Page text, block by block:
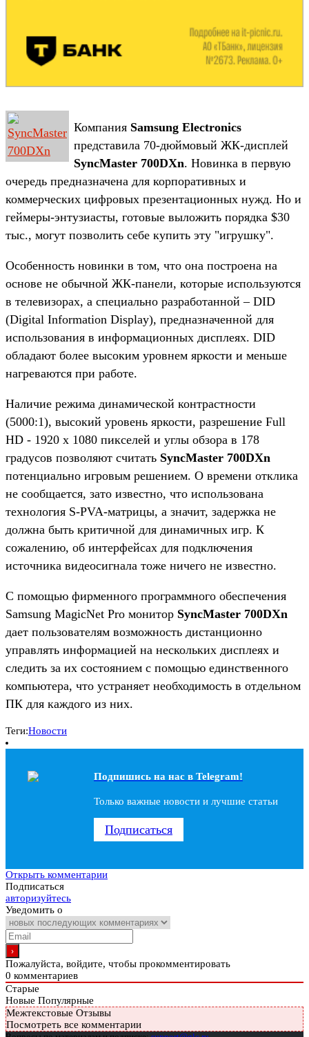
Компания Samsung Electronics
представила 70-дюймовый ЖК-дисплей
SyncMaster 700DXn. Новинка в первую
очередь предназначена для корпоративных и
коммерческих цифровых презентационных нужд. Но и
геймеры-энтузиасты, готовые выложить порядка $30
тыс., могут позволить себе купить эту "игрушку".
Особенность новинки в том, что она построена на
основе не обычной ЖК-панели, которые используются
в телевизорах, а специально разработанной – DID
(Digital Information Display), предназначенной для
использования в информационных дисплеях. DID
обладают более высоким уровнем яркости и меньше
нагреваются при работе.
Наличие режима динамической контрастности
(5000:1), высокий уровень яркости, разрешение Full
HD - 1920 x 1080 пикселей и углы обзора в 178
градусов позволяют считать SyncMaster 700DXn
потенциально игровым решением. О времени отклика
не сообщается, зато известно, что использована
технология S-PVA-матрицы, а значит, задержка не
должна быть критичной для динамичных игр. К
сожалению, об интерфейсах для подключения
источника видеосигнала тоже ничего не известно.
С помощью фирменного программного обеспечения
Samsung MagicNet Pro монитор SyncMaster 700DXn
дает пользователям возможность дистанционно
управлять информацией на нескольких дисплеях и
следить за их состоянием с помощью единственного
компьютера, что устраняет необходимость в отдельном
ПК для каждого из них.
Теги:Новости
Подпишись на наc в Telegram!
Только важные новости и лучшие статьи
Подписаться
Открыть комментарии
Подписаться
авторизуйтесь
Уведомить о
Пожалуйста, войдите, чтобы прокомментировать
0 комментариев
Старые
Новые Популярные
Межтекстовые Отзывы
Посмотреть все комментарии